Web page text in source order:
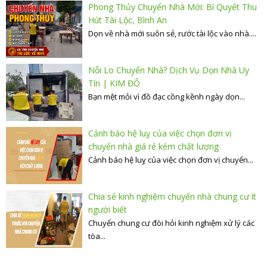
Phong Thủy Chuyển Nhà Mới: Bí Quyết Thu
Hút Tài Lộc, Bình An
Dọn về nhà mới suôn sẻ, rước tài lộc vào nhà....
Nỗi Lo Chuyển Nhà? Dịch Vụ Dọn Nhà Uy
Tín | KIM ĐÔ
Bạn mệt mỏi vì đồ đạc cồng kềnh ngày dọn...
Cảnh báo hệ luỵ của việc chọn đơn vị
chuyển nhà giá rẻ kém chất lượng
Cảnh báo hệ luỵ của việc chọn đơn vị chuyển...
Chia sẻ kinh nghiệm chuyển nhà chung cư ít
người biết
Chuyển chung cư đòi hỏi kinh nghiệm xử lý các
tòa...